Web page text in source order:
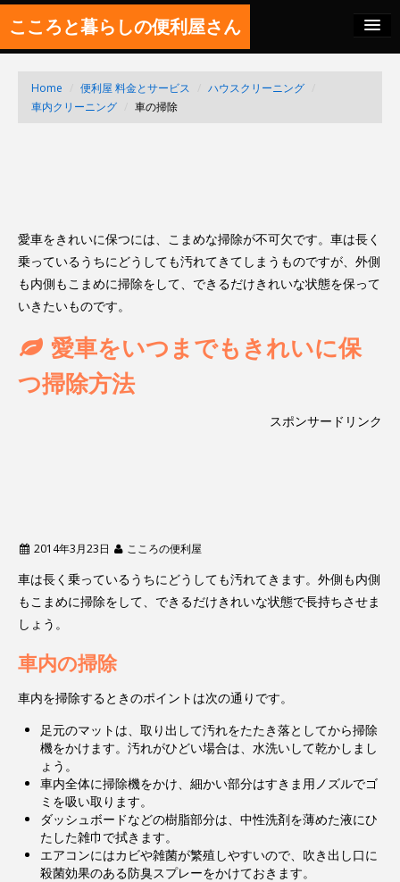
こころと暮らしの便利屋さん
SITEMAP
Home 便利屋 料金とサービス ハウスクリーニング
車内クリーニング
車の掃除
愛車をきれいに保つには、こまめな掃除が不可欠です。車は長く
乗っているうちにどうしても汚れてきてしまうものですが、外側
も内側もこまめに掃除をして、できるだけきれいな状態を保って
いきたいものです。
愛車をいつまでもきれいに保
つ掃除方法
スポンサードリンク
2014年3月23日 こころの便利屋
車は長く乗っているうちにどうしても汚れてきます。外側も内側
もこまめに掃除をして、できるだけきれいな状態で長持ちさせま
しょう。
車内の掃除
車内を掃除するときのポイントは次の通りです。
足元のマットは、取り出して汚れをたたき落としてから掃除
機をかけます。汚れがひどい場合は、水洗いして乾かしまし
ょう。
車内全体に掃除機をかけ、細かい部分はすきま用ノズルでゴ
ミを吸い取ります。
ダッシュボードなどの樹脂部分は、中性洗剤を薄めた液にひ
たした雑巾で拭きます。
エアコンにはカビや雑菌が繁殖しやすいので、吹き出し口に
殺菌効果のある防臭スプレーをかけておきます。